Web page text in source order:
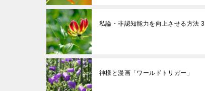
私論・非認知能力を向上させる方法 3
神様と漫画「ワールドトリガー」